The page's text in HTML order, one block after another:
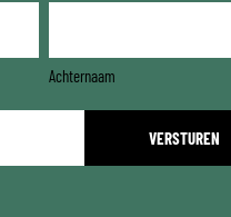
Achternaam